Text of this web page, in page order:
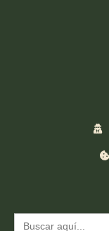
Buscar: